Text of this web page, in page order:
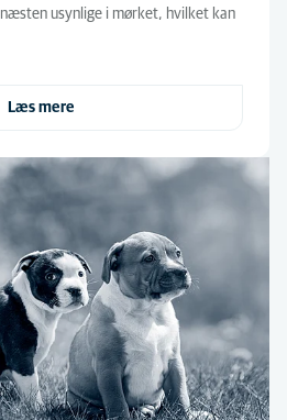
usynlige i mørket, hvilket kan
Læs mere